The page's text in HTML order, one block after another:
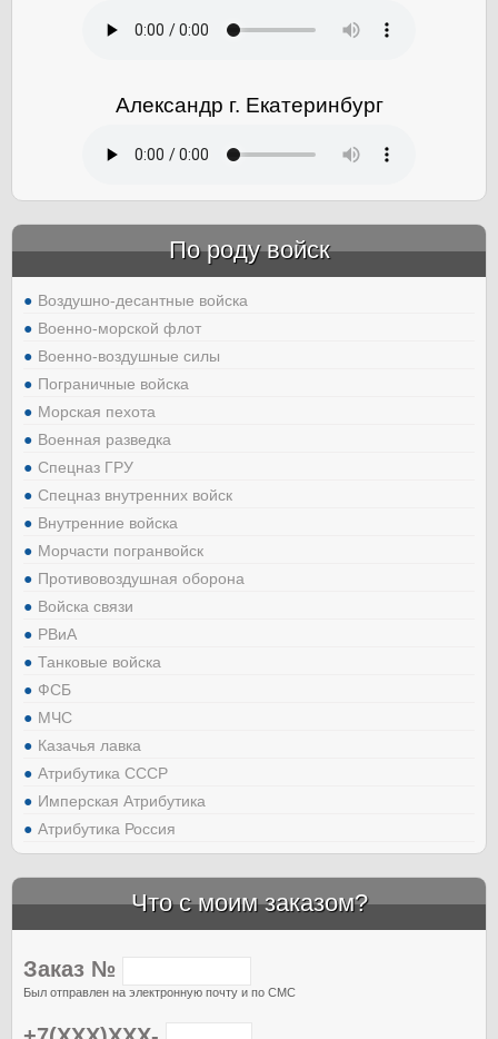
Александр г. Екатеринбург
По роду войск
Воздушно-десантные войска
Военно-морской флот
Военно-воздушные силы
Пограничные войска
Морская пехота
Военная разведка
Спецназ ГРУ
Спецназ внутренних войск
Внутренние войска
Морчасти погранвойск
Противовоздушная оборона
Войска связи
РВиА
Танковые войска
ФСБ
МЧС
Казачья лавка
Атрибутика СССР
Имперская Атрибутика
Атрибутика Россия
Что с моим заказом?
Заказ №
Был отправлен на электронную почту и по СМС